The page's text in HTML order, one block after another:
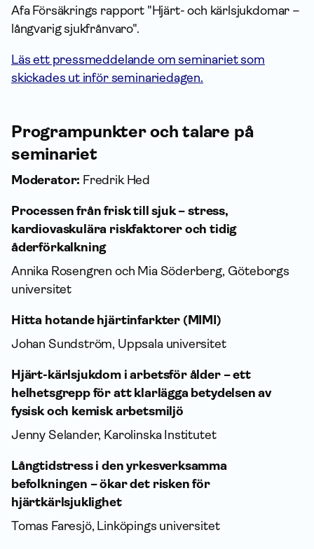
Afa Försäkrings rapport "Hjärt- och kärlsjukdomar –
långvarig sjukfrånvaro".
Läs ett pressmeddelande om seminariet som
skickades ut inför seminariedagen.
Programpunkter och talare på
seminariet
Moderator: Fredrik Hed
Processen från frisk till sjuk – stress,
kardiovaskulära riskfaktorer och tidig
åderförkalkning
Annika Rosengren och Mia Söderberg, Göteborgs
universitet
Hitta hotande hjärtinfarkter (MIMI)
Johan Sundström, Uppsala universitet
Hjärt-kärlsjukdom i arbetsför ålder – ett
helhetsgrepp för att klarlägga betydelsen av
fysisk och kemisk arbetsmiljö
Jenny Selander, Karolinska Institutet
Långtidstress i den yrkesverksamma
befolkningen – ökar det risken för
hjärtkärlsjuklighet
Tomas Faresjö, Linköpings universitet